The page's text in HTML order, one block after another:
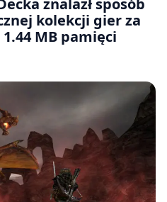
znalazł sposób
kolekcji gier za
MB pamięci